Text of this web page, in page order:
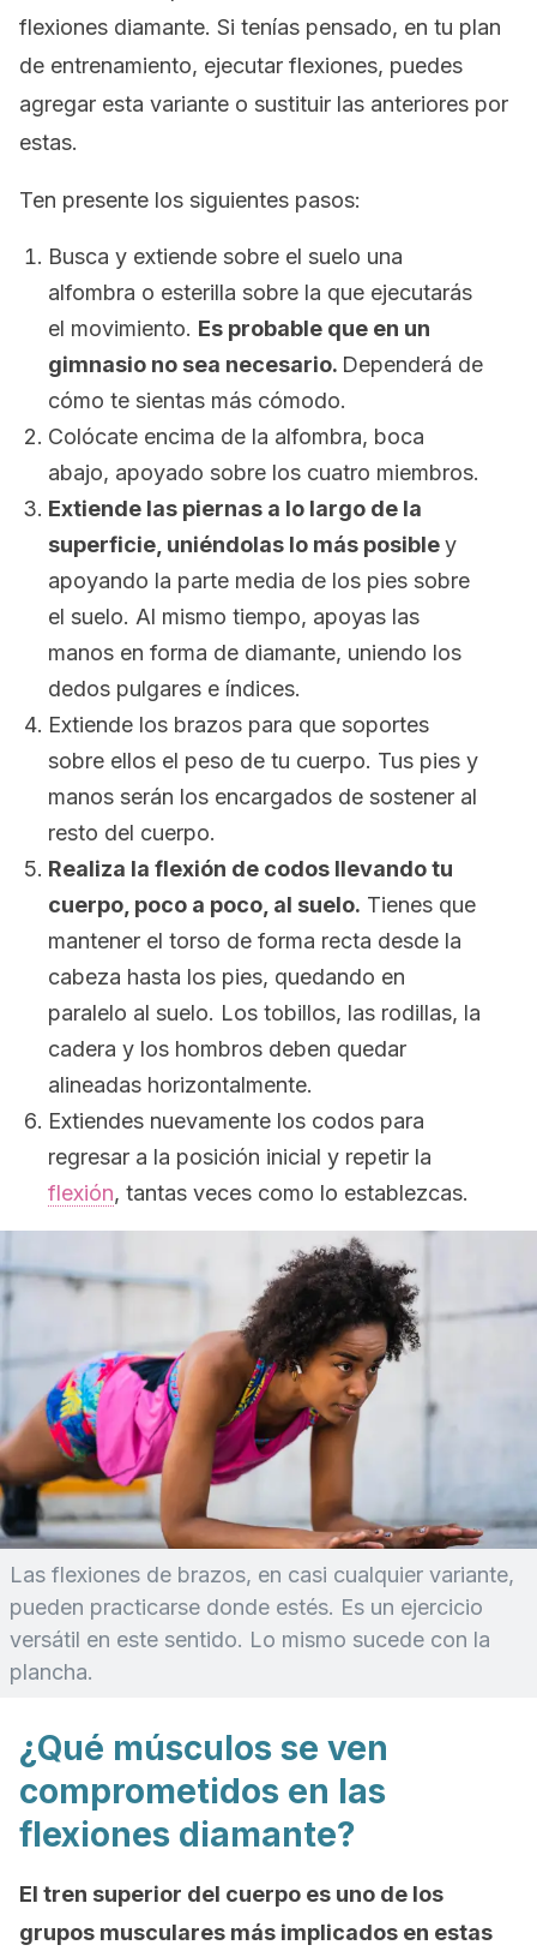
flexiones diamante. Si tenías pensado, en tu plan
de entrenamiento, ejecutar flexiones, puedes
agregar esta variante o sustituir las anteriores por
estas.
Ten presente los siguientes pasos:
Busca y extiende sobre el suelo una
alfombra o esterilla sobre la que ejecutarás
el movimiento. Es probable que en un
gimnasio no sea necesario. Dependerá de
cómo te sientas más cómodo.
Colócate encima de la alfombra, boca
abajo, apoyado sobre los cuatro miembros.
Extiende las piernas a lo largo de la
superficie, uniéndolas lo más posibley
apoyando la parte media de los pies sobre
el suelo. Al mismo tiempo, apoyas las
manos en forma de diamante, uniendo los
dedos pulgares e índices.
Extiende los brazos para que soportes
sobre ellos el peso de tu cuerpo. Tus pies y
manos serán los encargados de sostener al
resto del cuerpo.
Realiza la flexión de codos llevando tu
cuerpo, poco a poco, al suelo. Tienes que
mantener el torso de forma recta desde la
cabeza hasta los pies, quedando en
paralelo al suelo. Los tobillos, las rodillas, la
cadera y los hombros deben quedar
alineadas horizontalmente.
Extiendes nuevamente los codos para
regresar a la posición inicial y repetir la
flexión, tantas veces como lo establezcas.
Las flexiones de brazos, en casi cualquier variante,
pueden practicarse donde estés. Es un ejercicio
versátil en este sentido. Lo mismo sucede con la
plancha.
¿Qué músculos se ven
comprometidos en las
flexiones diamante?
El tren superior del cuerpo es uno de los
grupos musculares más implicados en estas